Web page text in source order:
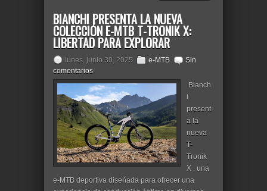
BIANCHI PRESENTA LA NUEVA
COLECCIÓN E-MTB T-TRONIK X:
LIBERTAD PARA EXPLORAR
lunes, junio 30, 2025 e-MTB
Sin
comentarios
Bianch
i
present
a la
nueva
T-
Tronik
X , una
e-MTB deportiva diseñada para ofrecer una